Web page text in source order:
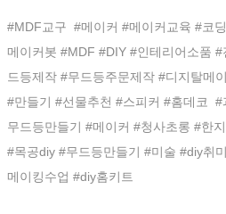
#MDF교구 #메이커 #메이커교육 #코
메이커봇 #MDF #DIY #인테리어소품
드등제작 #무드등주문제작 #디지탈메
#만들기 #선물추천 #스피커 #홈데코
무드등만들기 #메이커 #청사초롱 #한
#목공diy #무드등만들기 #미술 #diy취
메이킹수업 #diy홈키트